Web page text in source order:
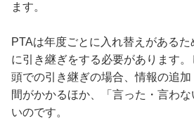
ます。
PTAは年度ごとに入れ替えがある
に引き継ぎをする必要があります
頭での引き継ぎの場合、情報の追
間がかかるほか、「言った・言わ
いのです。